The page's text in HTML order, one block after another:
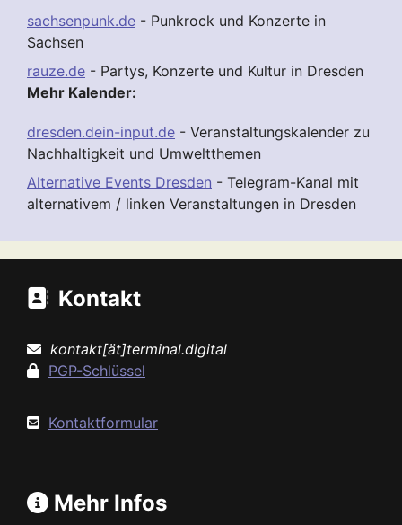
sachsenpunk.de - Punkrock und Konzerte in
Sachsen
rauze.de - Partys, Konzerte und Kultur in Dresden
Mehr Kalender:
dresden.dein-input.de - Veranstaltungskalender zu
Nachhaltigkeit und Umweltthemen
Alternative Events Dresden - Telegram-Kanal mit
alternativem / linken Veranstaltungen in Dresden
Kontakt
kontakt[ät]terminal.digital
PGP-Schlüssel
Kontaktformular
Mehr Infos